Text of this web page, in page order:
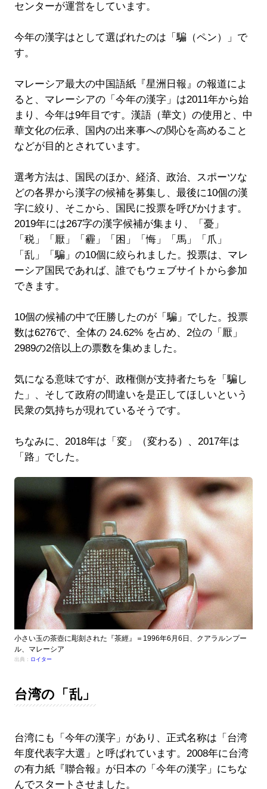
センターが運営をしています。
今年の漢字はとして選ばれたのは「騙（ペン）」で
す。
マレーシア最大の中国語紙『星洲日報』の報道によ
ると、マレーシアの「今年の漢字」は2011年から始
まり、今年は9年目です。漢語（華文）の使用と、中
華文化の伝承、国内の出来事への関心を高めること
などが目的とされています。
選考方法は、国民のほか、経済、政治、スポーツな
どの各界から漢字の候補を募集し、最後に10個の漢
字に絞り、そこから、国民に投票を呼びかけます。
2019年には267字の漢字候補が集まり、「憂」
「税」「厭」「霾」「困」「悔」「馬」「爪」
「乱」「騙」の10個に絞られました。投票は、マレ
ーシア国民であれば、誰でもウェブサイトから参加
できます。
10個の候補の中で圧勝したのが「騙」でした。投票
数は6276で、全体の 24.62% を占め、2位の「厭」
2989の2倍以上の票数を集めました。
気になる意味ですが、政権側が支持者たちを「騙し
た」、そして政府の間違いを是正してほしいという
民衆の気持ちが現れているそうです。
ちなみに、2018年は「変」（変わる）、2017年は
「路」でした。
小さい玉の茶壺に彫刻された『茶經』＝1996年6月6日、クアラルンプー
ル、マレーシア
出典： ロイター
台湾の「乱」
台湾にも「今年の漢字」があり、正式名称は「台湾
年度代表字大選」と呼ばれています。2008年に台湾
の有力紙『聯合報』が日本の「今年の漢字」にちな
んでスタートさせました。